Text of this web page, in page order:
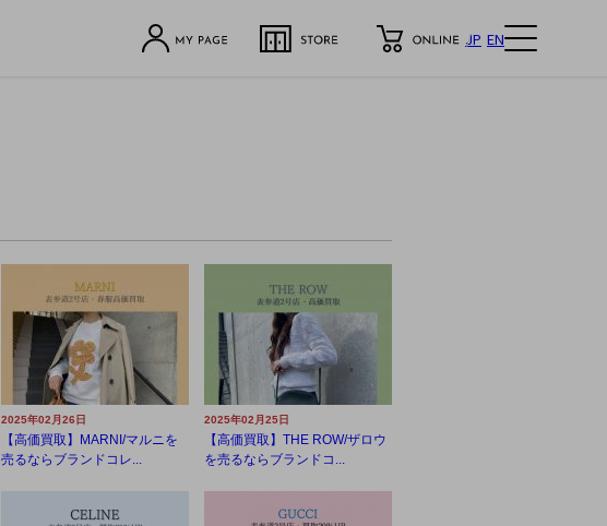
JP EN
2025年02月26日
【高価買取】MARNI/マルニを
売るならブランドコレ...
2025年02月25日
【高価買取】THE ROW/ザロウ
を売るならブランドコ...